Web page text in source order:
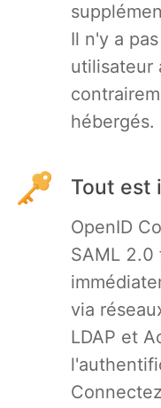
Ruby
TimescaleDB
Wazuh
Il n'y a
utilisateur
hébergés.
Tout est
OpenID
SAML
via
LDAP et